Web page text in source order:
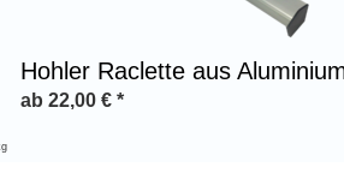
Hohler Raclette aus
ab 22,00 € *